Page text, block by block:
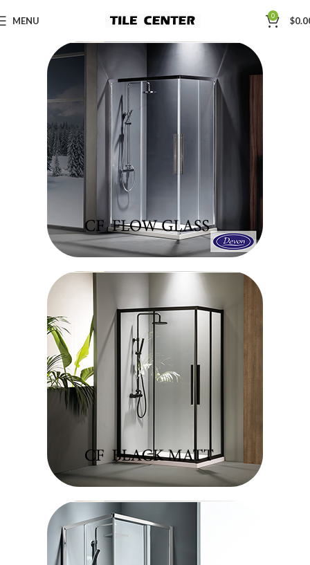
MENU 0 $